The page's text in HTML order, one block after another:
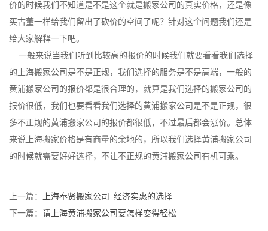
价的时候我们不知道是不是这个就是搬家公司的真实价格，还是像
买古董一样给我们留出了砍价的空间了呢？针对这个问题我们还是
给大家解释一下吧。
一般来说当我们听到比较高的报价的时候我们就要看看我们选择
的上海搬家公司是不是正规，我们选择的服务是不是高端，一般的
黄浦搬家公司的报价都是很合理的，就算是我们选择的搬家公司的
报价很低，我们也要看看我们选择的黄浦搬家公司是不是正规，很
多不正规的黄浦搬家公司的报价都很低，不过最后都会涨价。总体
来说上海搬家价格是有商量的余地的，所以我们选择黄浦搬家公司
的时候就需要好好选择，不让不正规的黄浦搬家公司有机可乘。
上一篇：
上海奉贤搬家公司_经济实惠的选择
下一篇： 请上海黄浦搬家公司要怎样变得轻松